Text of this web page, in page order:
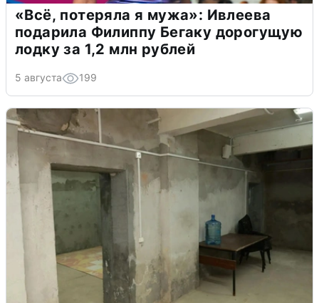
«Всё, потеряла я мужа»: Ивлеева
подарила Филиппу Бегаку дорогущую
лодку за 1,2 млн рублей
5 августа 199